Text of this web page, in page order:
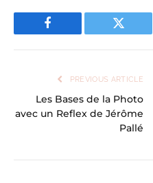
Facebook Twitter
PREVIOUS ARTICLE
Les Bases de la Photo
avec un Reflex de Jérôme
Pallé